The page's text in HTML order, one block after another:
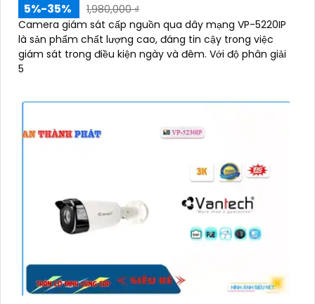
5%-35%
1,980,000 ₫
Camera giám sát cấp nguồn qua dây mạng VP-5220IP
là sản phẩm chất lượng cao, đáng tin cậy trong việc
giám sát trong điều kiện ngày và đêm. Với độ phân giải
5